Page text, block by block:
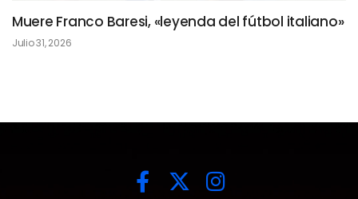
Muere Franco Baresi, «leyenda del fútbol italiano»
Julio 31, 2026